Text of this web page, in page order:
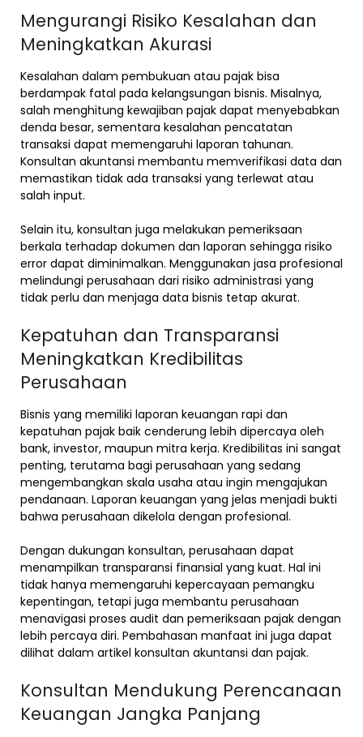
Mengurangi Risiko Kesalahan dan
Meningkatkan Akurasi
Kesalahan dalam pembukuan atau pajak bisa
berdampak fatal pada kelangsungan bisnis. Misalnya,
salah menghitung kewajiban pajak dapat menyebabkan
denda besar, sementara kesalahan pencatatan
transaksi dapat memengaruhi laporan tahunan.
Konsultan akuntansi membantu memverifikasi data dan
memastikan tidak ada transaksi yang terlewat atau
salah input.
Selain itu, konsultan juga melakukan pemeriksaan
berkala terhadap dokumen dan laporan sehingga risiko
error dapat diminimalkan. Menggunakan jasa profesional
melindungi perusahaan dari risiko administrasi yang
tidak perlu dan menjaga data bisnis tetap akurat.
Kepatuhan dan Transparansi
Meningkatkan Kredibilitas
Perusahaan
Bisnis yang memiliki laporan keuangan rapi dan
kepatuhan pajak baik cenderung lebih dipercaya oleh
bank, investor, maupun mitra kerja. Kredibilitas ini sangat
penting, terutama bagi perusahaan yang sedang
mengembangkan skala usaha atau ingin mengajukan
pendanaan. Laporan keuangan yang jelas menjadi bukti
bahwa perusahaan dikelola dengan profesional.
Dengan dukungan konsultan, perusahaan dapat
menampilkan transparansi finansial yang kuat. Hal ini
tidak hanya memengaruhi kepercayaan pemangku
kepentingan, tetapi juga membantu perusahaan
menavigasi proses audit dan pemeriksaan pajak dengan
lebih percaya diri. Pembahasan manfaat ini juga dapat
dilihat dalam artikel konsultan akuntansi dan pajak.
Konsultan Mendukung Perencanaan
Keuangan Jangka Panjang